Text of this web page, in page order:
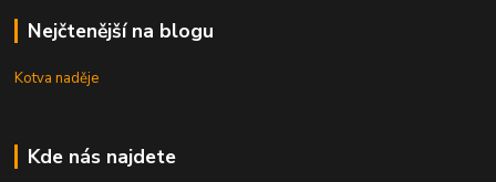
Nejčtenější na blogu
Kotva naděje
Kde nás najdete